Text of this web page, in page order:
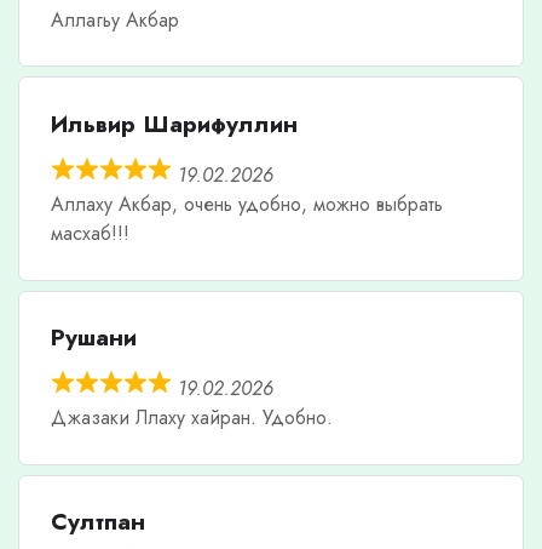
Аллагьу Акбар
Ильвир Шарифуллин
19.02.2026
Аллаху Акбар, очень удобно, можно выбрать
масхаб!!!
Рушани
19.02.2026
Джазаки Ллаху хайран. Удобно.
Султпан